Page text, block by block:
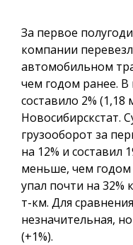
За первое
компании
автомобильном
чем годом ранее.
составило 2%
Новосибирскстат.
грузооборот за
на 12% и составил
меньше, чем
упал почти на
т-км. Для
незначительная,
(+1%).